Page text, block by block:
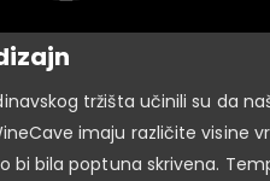
tržišta učinili su da
imaju različite visine
bi bila poptuna skrivena.